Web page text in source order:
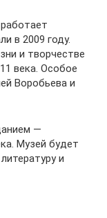
в 2009 году.
и творчестве
века. Особое
Воробьева и
—
Музей будет
и